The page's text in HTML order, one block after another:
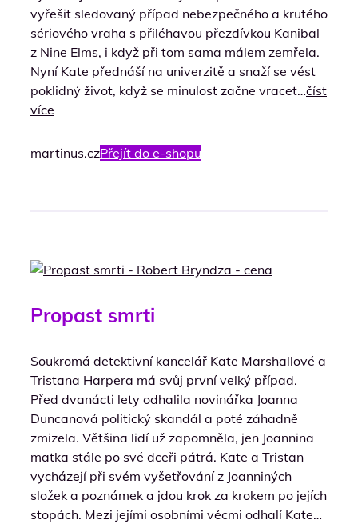
vyřešit sledovaný případ nebezpečného a krutého
sériového vraha s přiléhavou přezdívkou Kanibal
z Nine Elms, i když při tom sama málem zemřela.
Nyní Kate přednáší na univerzitě a snaží se vést
poklidný život, když se minulost začne vracet…číst
více
martinus.czPřejít do e-shopu
Propast smrti
Soukromá detektivní kancelář Kate Marshallové a
Tristana Harpera má svůj první velký případ.
Před dvanácti lety odhalila novinářka Joanna
Duncanová politický skandál a poté záhadně
zmizela. Většina lidí už zapomněla, jen Joannina
matka stále po své dceři pátrá. Kate a Tristan
vycházejí při svém vyšetřování z Joanniných
složek a poznámek a jdou krok za krokem po jejích
stopách. Mezi jejími osobními věcmi odhalí Kate…